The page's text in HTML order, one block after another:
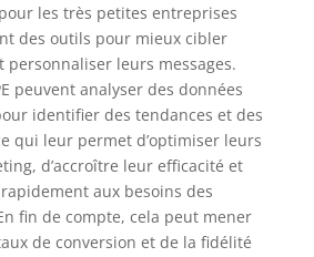
les très petites entreprises
des outils pour mieux cibler
personnaliser leurs messages.
peuvent analyser des données
identifier des tendances et des
qui leur permet d’optimiser leurs
d’accroître leur efficacité et
aux besoins des
fin de compte, cela peut mener
de conversion et de la fidélité